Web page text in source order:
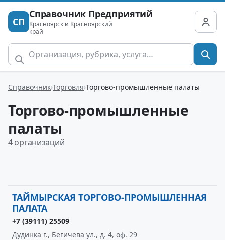
СП
Справочник Предприятий
Красноярск и Красноярский
край
Справочник Торговля Торгово-промышленные палаты
Торгово-промышленные
палаты
4 организаций
ТАЙМЫРСКАЯ ТОРГОВО-ПРОМЫШЛЕННАЯ
ПАЛАТА
+7 (39111) 25509
Дудинка г., Бегичева ул., д. 4, оф. 29